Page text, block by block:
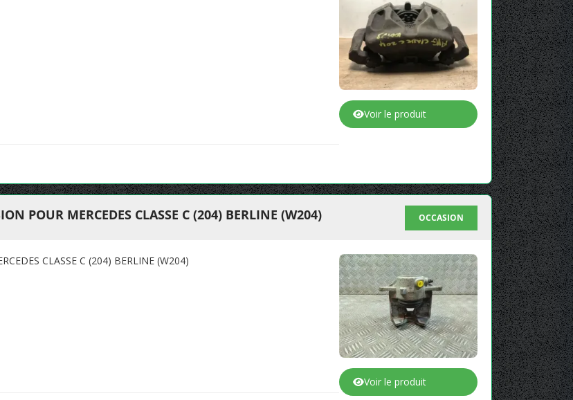
Voir le produit
POUR MERCEDES CLASSE C (204) BERLINE (W204) OCCASION
CLASSE C (204) BERLINE (W204)
Voir le produit